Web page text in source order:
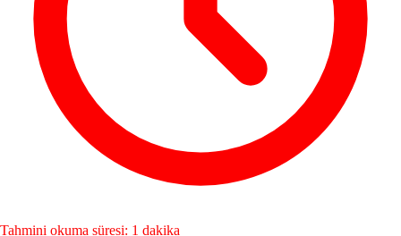
Tahmini okuma süresi: 1 dakika